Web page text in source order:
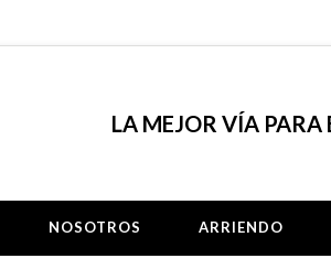
LA MEJOR VÍA
NOSOTROS ARRIENDO